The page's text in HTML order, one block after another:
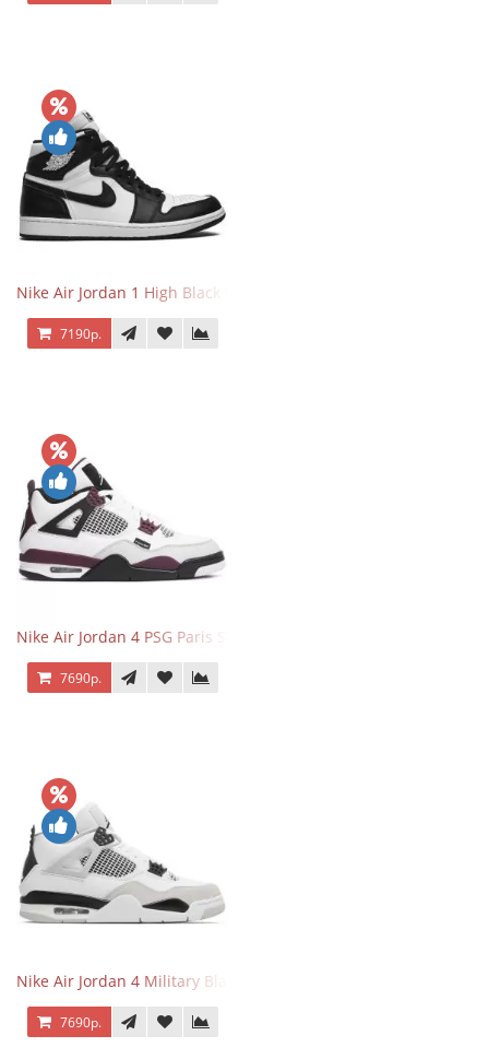
Nike Air Jordan 1 High Black White
7190р.
Nike Air Jordan 4 PSG Paris Saint Germain
7690р.
Nike Air Jordan 4 Military Black
7690р.